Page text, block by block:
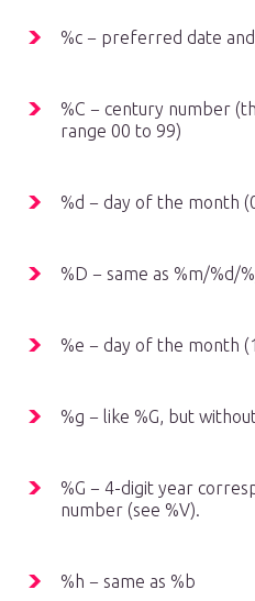
%c − preferred date
%C − century number
range 00 to 99)
%d − day of the month
%D − same as %m/%d/
%e − day of the month
%g − like %G, but
%G − 4-digit year
number (see %V).
%h − same as %b